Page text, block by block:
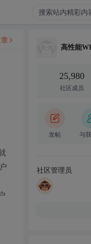
高性能
25,980
社区成员
发帖 与
社区管理员